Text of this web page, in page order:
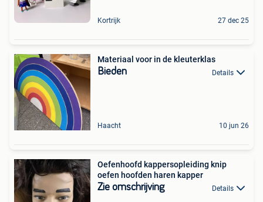
Kortrijk 27 dec 25
Materiaal voor in de kleuterklas
Bieden Details
Haacht 10 jun 26
Oefenhoofd kappersopleiding knip
oefen hoofden haren kapper
Zie omschrijving Details